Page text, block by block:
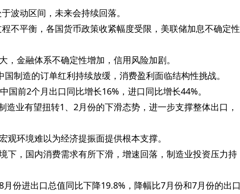
波动区间，未来会持续回落。
不平衡，各国货币政策收紧幅度受限，美联储加息不确定性
，金融体系不确定性增加，信用风险加剧。
国制造的订单红利持续放缓，消费盈利面临结构性挑战。
国前2个月出口同比增长16%，进口同比增长44%。
造业有望扭转1、2月份的下滑态势，进一步支撑整体出口，
观环境难以为经济提振面提供根本支撑。
下，国内消费需求有所下滑，增速回落，制造业投资压力持
份进出口总值同比下降19.8%，降幅比7月份和7月份的出口